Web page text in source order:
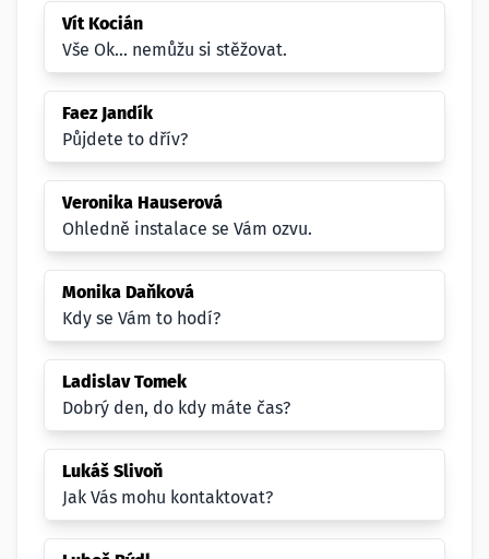
Vít Kocián
Vše Ok... nemůžu si stěžovat.
Faez Jandík
Půjdete to dřív?
Veronika Hauserová
Ohledně instalace se Vám ozvu.
Monika Daňková
Kdy se Vám to hodí?
Ladislav Tomek
Dobrý den, do kdy máte čas?
Lukáš Slivoň
Jak Vás mohu kontaktovat?